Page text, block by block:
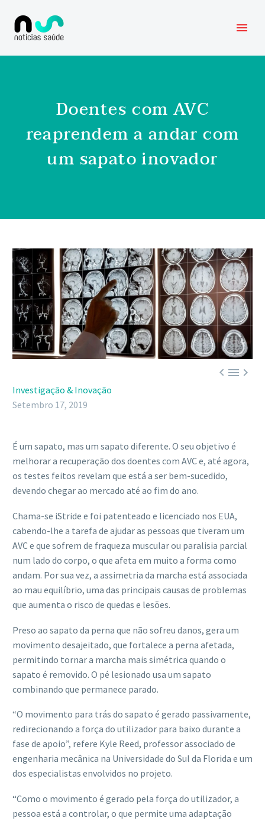
Doentes com AVC
reaprendem a andar com
um sapato inovador

Investigação & Inovação
Setembro 17, 2019
É um sapato, mas um sapato diferente. O seu objetivo é
melhorar a recuperação dos doentes com AVC e, até agora,
os testes feitos revelam que está a ser bem-sucedido,
devendo chegar ao mercado até ao fim do ano.
Chama-se iStride e foi patenteado e licenciado nos EUA,
cabendo-lhe a tarefa de ajudar as pessoas que tiveram um
AVC e que sofrem de fraqueza muscular ou paralisia parcial
num lado do corpo, o que afeta em muito a forma como
andam. Por sua vez, a assimetria da marcha está associada
ao mau equilíbrio, uma das principais causas de problemas
que aumenta o risco de quedas e lesões.
Preso ao sapato da perna que não sofreu danos, gera um
movimento desajeitado, que fortalece a perna afetada,
permitindo tornar a marcha mais simétrica quando o
sapato é removido. O pé lesionado usa um sapato
combinando que permanece parado.
“O movimento para trás do sapato é gerado passivamente,
redirecionando a força do utilizador para baixo durante a
fase de apoio”, refere Kyle Reed, professor associado de
engenharia mecânica na Universidade do Sul da Florida e um
dos especialistas envolvidos no projeto.
“Como o movimento é gerado pela força do utilizador, a
pessoa está a controlar, o que permite uma adaptação